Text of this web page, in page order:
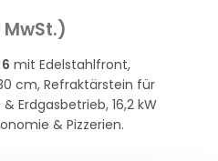
mit Edelstahlfront,
cm, Refraktärstein für
Erdgasbetrieb, 16,2 kW
& Pizzerien.